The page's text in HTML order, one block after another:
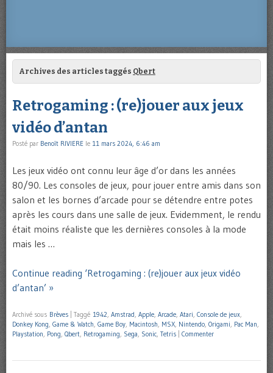
Archives des articles taggés Qbert
Retrogaming : (re)jouer aux jeux
vidéo d’antan
Posté par Benoît RIVIERE le 11 mars 2024, 6:46 am
Les jeux vidéo ont connu leur âge d’or dans les années
80/90. Les consoles de jeux, pour jouer entre amis dans son
salon et les bornes d’arcade pour se détendre entre potes
après les cours dans une salle de jeux. Evidemment, le rendu
était moins réaliste que les dernières consoles à la mode
mais les …
Continue reading ‘Retrogaming : (re)jouer aux jeux vidéo
d’antan’ »
Archivé sous Brèves Taggé 1942, Amstrad, Apple, Arcade, Atari, Console de jeux,
Donkey Kong, Game & Watch, Game Boy, Macintosh, MSX, Nintendo, Origami, Pac Man,
Playstation, Pong, Qbert, Retrogaming, Sega, Sonic, Tetris Commenter